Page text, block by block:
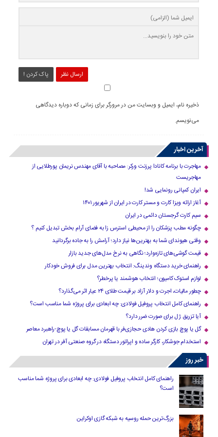
ارسال نظر پاک کردن !
ذخیره نام، ایمیل و وبسایت من در مرورگر برای زمانی که دوباره دیدگاهی
می‌نویسم.
آخرین اخبار
مهاجرت با برنامه کانادا پرزنت ورکر: مصاحبه با آقای مهندس نریمان پورطلایی از
مهاجریست
ایران کمپانی رونمایی شد!
آغاز ارائه ویزا کارت و مستر کارت در ایران از شهریور ۱۴۰۱
سیم کارت گرجستان دائمی در ایران
چگونه مطب پزشکان را از محیطی استرس زا به فضای آرام بخش تبدیل کنیم ؟
وقتی هیوندای شما به بهترین‌ها نیاز دارد؛ آرامش را به جاده برگردانید
قیمت گوشی‌های تازه‌وارد؛ نگاهی به نرخ مدل‌های جدید بازار
راهنمای خرید دستگاه وندینگ: انتخاب بهترین مدل برای فروش خودکار
لوازم استوک کامیون؛ انتخاب هوشمند یا پرخطر؟
چطور مالیات، اجرت و دلار آزاد بر قیمت طلای ۲۴ عیار اثر می‌گذارد؟
راهنمای کامل انتخاب پروفیل فولادی: چه ابعادی برای پروژه شما مناسب است؟
آیا تزریق ژل برای صورت ضرر دارد​؟
گل یا پوچ بازی کردن هادی حجازی‌فر با قهرمان مسابقات گل یا پوچ-راهبرد معاصر
استخدام جوشکار، کارگر ساده و اپراتور دستگاه در گروه صنعتی آفر در تهران
خبر روز
راهنمای کامل انتخاب پروفیل فولادی: چه ابعادی برای پروژه شما مناسب
است؟
بزرگ‌ترین حمله روسیه به شبکه گازی اوکراین